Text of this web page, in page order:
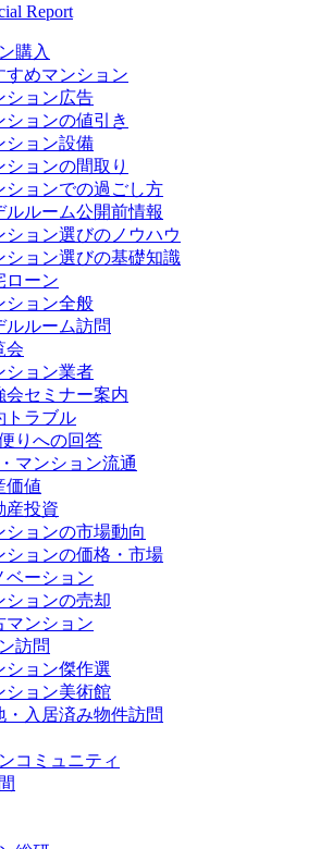
Report
購入
すめマンション
ション広告
ションの値引き
ション設備
ションの間取り
ションでの過ごし方
ルルーム公開前情報
ション選びのノウハウ
ション選びの基礎知識
ローン
ション全般
ルルーム訪問
会
ション業者
会セミナー案内
トラブル
りへの回答
マンション流通
価値
産投資
ションの市場動向
ションの価格・市場
ベーション
ションの売却
マンション
訪問
ション傑作選
ション美術館
・入居済み物件訪問
コミュニティ